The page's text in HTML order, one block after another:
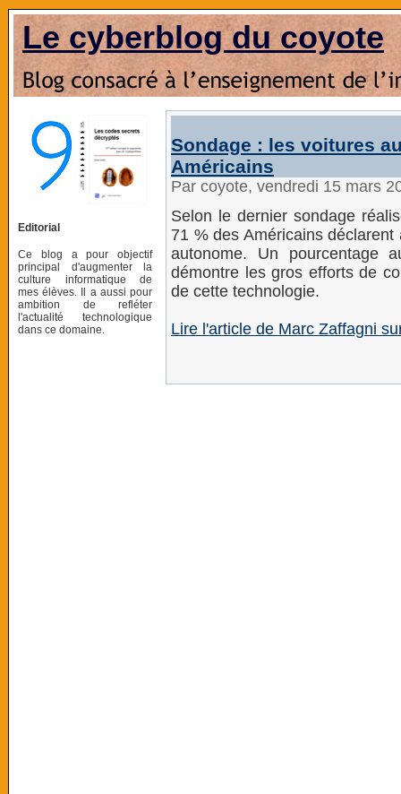
Le cyberblog du coyote
Editorial
Ce blog a pour objectif
principal d'augmenter la
culture informatique de
mes élèves. Il a aussi pour
ambition de refléter
l'actualité technologique
dans ce domaine.
Sondage : les voitures
Américains
Par coyote, vendredi 15 mars
Selon le dernier sondage
71 % des Américains
autonome. Un pourcentage
démontre les gros efforts de
de cette technologie.
Lire l'article de Marc Zaffagni